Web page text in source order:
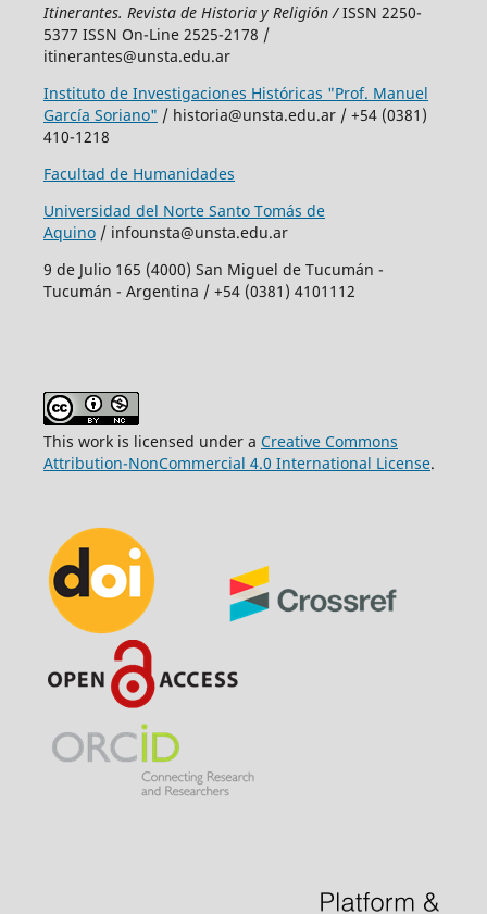
Itinerantes. Revista de Historia y Religión /ISSN 2250-
5377 ISSN On-Line 2525-2178 /
itinerantes@unsta.edu.ar
Instituto de Investigaciones Históricas "Prof. Manuel
García Soriano" / historia@unsta.edu.ar / +54 (0381)
410-1218
Facultad de Humanidades
Universidad del Norte Santo Tomás de
Aquino/ infounsta@unsta.edu.ar
9 de Julio 165 (4000) San Miguel de Tucumán -
Tucumán - Argentina / +54 (0381) 4101112
This work is licensed under a Creative Commons
Attribution-NonCommercial 4.0 International License.